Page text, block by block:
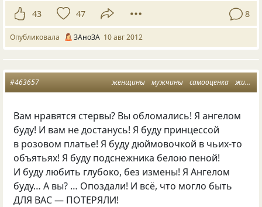
43 47 8
Опубликовала ЗАноЗА 10 авг 2012
женщины мужчины самооценка жизненная позиция
#463657
Вам нравятся стервы? Вы обломались! Я ангелом
буду! И вам не достанусь! Я буду принцессой
в розовом платье! Я буду дюймовочкой в чьих-то
объятьях! Я буду подснежника белою пеной!
И буду любить глубоко, без измены! Я Ангелом
буду… А вы? … Опоздали! И всё, что могло быть
ДЛЯ ВАС — ПОТЕРЯЛИ!